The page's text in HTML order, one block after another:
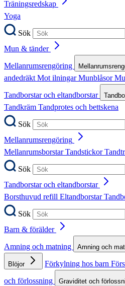
Träningsredskap
Yoga
Sök
Mun & tänder
Mellanrumsrengöring
andedräktMot ilningarMunblåsor
Tandborstar och eltandborstar
Tandkräm Tandprotes och bettskena
Sök
Mellanrumsrengöring
MellanrumsborstarTandstickor
Sök
Tandborstar och eltandborstar
Borsthuvud refill Eltandborstar
Sök
Barn & förälder
Amning och matning
Amning och
Blöjor Förkylning hos barn
och förlossning
Graviditet och